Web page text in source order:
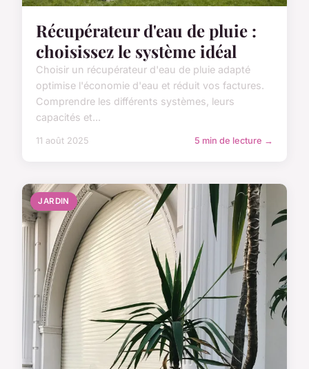
Récupérateur d'eau de pluie :
choisissez le système idéal
Choisir un récupérateur d'eau de pluie adapté
optimise l'économie d'eau et réduit vos factures.
Comprendre les différents systèmes, leurs
capacités et...
11 août 2025 5 min de lecture →
JARDIN